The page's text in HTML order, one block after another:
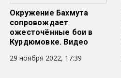
Окружение Бахмута
сопровождает
ожесточённые бои в
Курдюмовке. Видео
29 ноября 2022, 17:39